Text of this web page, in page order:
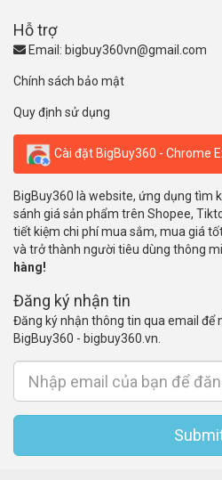
Hỗ trợ
Email: bigbuy360vn@gmail.com
Chính sách bảo mật
Quy định sử dụng
Cài đặt BigBuy360 - Chrome
BigBuy360 là website, ứng dụng tìm
sánh giá sản phẩm trên Shopee,
tiết kiệm chi phí mua sắm, mua giá
và trở thành người tiêu dùng thông
hàng!
Đăng ký nhận tin
Đăng ký nhận thông tin qua email để
BigBuy360 - bigbuy360.vn.